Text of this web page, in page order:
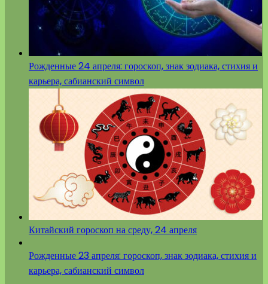
Рожденные 24 апреля: гороскоп, знак зодиака, стихия и
карьера, сабианский символ
Китайский гороскоп на среду, 24 апреля
Рожденные 23 апреля: гороскоп, знак зодиака, стихия и
карьера, сабианский символ